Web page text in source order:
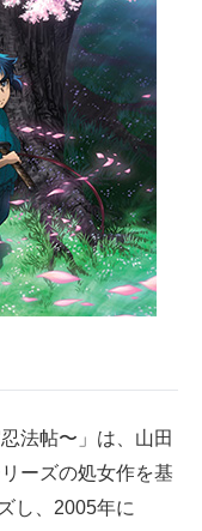
法帖〜」は、山田
ーズの処女作を基
し、2005年に